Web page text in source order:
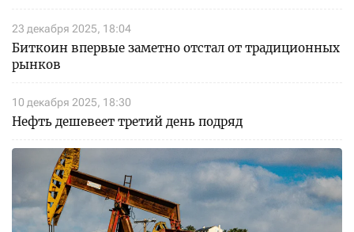
23 декабря 2025, 18:04
Биткоин впервые заметно отстал от традиционных
рынков
10 декабря 2025, 18:30
Нефть дешевеет третий день подряд